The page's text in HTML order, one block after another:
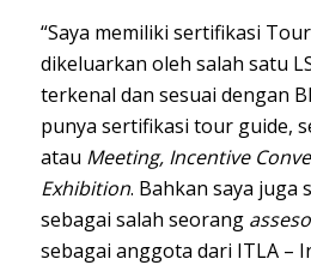
“Saya memiliki sertifikasi
dikeluarkan oleh salah satu
terkenal dan sesuai dengan
punya sertifikasi tour guide,
atau Meeting, Incentive
Exhibition. Bahkan saya juga
sebagai salah seorang
sebagai anggota dari ITLA –